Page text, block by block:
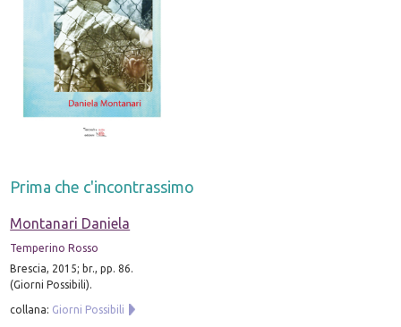
Prima che c'incontrassimo
Montanari Daniela
Temperino Rosso
Brescia, 2015; br., pp. 86.
(Giorni Possibili).
collana: Giorni Possibili